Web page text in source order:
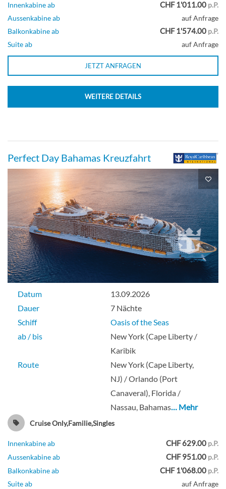
Balkonkabine (Meerblick)-[4D]
Deck 7
Aussenkabine
Innenkabine-[4V]
Deck 6
Innenkabine
Geräumige Aqua-Theater-Suite mit
großem Balkon und zwei Schlafzimmern-
[A1]
Innenkabine ab CHF 1'011.00 p.P.
Aussenkabine ab
auf Anfrage
Balkonkabine ab
CHF 1'574.00 p.P.
Suite ab
auf Anfrage
JETZT ANFRAGEN
WEITERE DETAILS
Perfect Day Bahamas Kreuzfahrt
Datum
13.09.2026
Dauer
7 Nächte
Schiff
Oasis of the Seas
ab / bis
New York (Cape Liberty /
Karibik
Route
New York (Cape Liberty,
NJ) / Orlando (Port
Canaveral), Florida /
Nassau, Bahamas… Mehr
Cruise Only,Familie,Singles
Innenkabine ab CHF 629.00 p.P.
Aussenkabine ab
CHF 951.00 p.P.
Balkonkabine ab
CHF 1'068.00 p.P.
Suite ab
auf Anfrage